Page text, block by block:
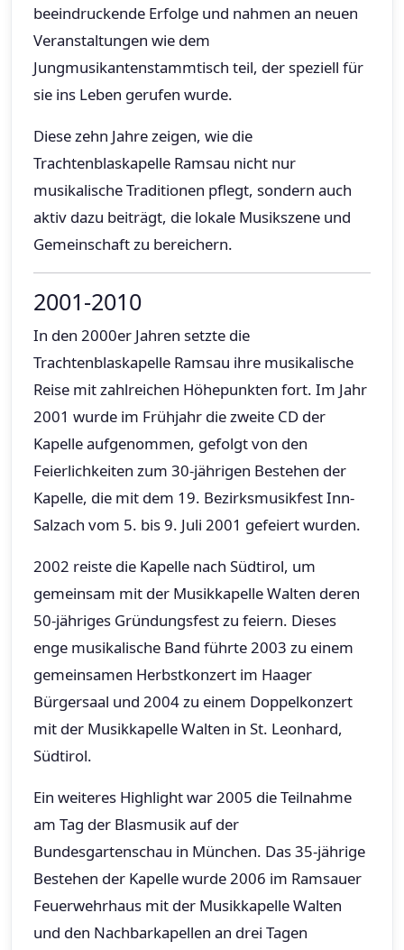
beeindruckende Erfolge und nahmen an neuen
Veranstaltungen wie dem
Jungmusikantenstammtisch teil, der speziell für
sie ins Leben gerufen wurde.
Diese zehn Jahre zeigen, wie die
Trachtenblaskapelle Ramsau nicht nur
musikalische Traditionen pflegt, sondern auch
aktiv dazu beiträgt, die lokale Musikszene und
Gemeinschaft zu bereichern.
2001-2010
In den 2000er Jahren setzte die
Trachtenblaskapelle Ramsau ihre musikalische
Reise mit zahlreichen Höhepunkten fort. Im Jahr
2001 wurde im Frühjahr die zweite CD der
Kapelle aufgenommen, gefolgt von den
Feierlichkeiten zum 30-jährigen Bestehen der
Kapelle, die mit dem 19. Bezirksmusikfest Inn-
Salzach vom 5. bis 9. Juli 2001 gefeiert wurden.
2002 reiste die Kapelle nach Südtirol, um
gemeinsam mit der Musikkapelle Walten deren
50-jähriges Gründungsfest zu feiern. Dieses
enge musikalische Band führte 2003 zu einem
gemeinsamen Herbstkonzert im Haager
Bürgersaal und 2004 zu einem Doppelkonzert
mit der Musikkapelle Walten in St. Leonhard,
Südtirol.
Ein weiteres Highlight war 2005 die Teilnahme
am Tag der Blasmusik auf der
Bundesgartenschau in München. Das 35-jährige
Bestehen der Kapelle wurde 2006 im Ramsauer
Feuerwehrhaus mit der Musikkapelle Walten
und den Nachbarkapellen an drei Tagen